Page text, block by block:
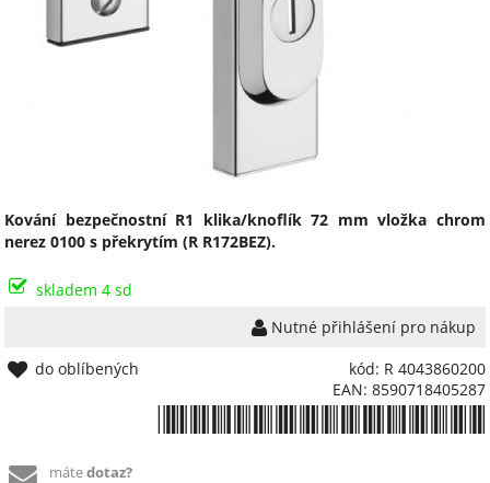
Kování bezpečnostní R1 klika/knoflík 72 mm vložka chrom
nerez 0100 s překrytím (R R172BEZ).
skladem 4 sd
Nutné přihlášení pro nákup
kód: R 4043860200
EAN: 8590718405287
do oblíbených
mátedotaz?